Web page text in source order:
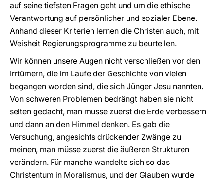
auf seine tiefsten Fragen geht und um die ethische
Verantwortung auf persönlicher und sozialer Ebene.
Anhand dieser Kriterien lernen die Christen auch, mit
Weisheit Regierungsprogramme zu beurteilen.
Wir können unsere Augen nicht verschließen vor den
Irrtümern, die im Laufe der Geschichte von vielen
begangen worden sind, die sich Jünger Jesu nannten.
Von schweren Problemen bedrängt haben sie nicht
selten gedacht, man müsse zuerst die Erde verbessern
und dann an den Himmel denken. Es gab die
Versuchung, angesichts drückender Zwänge zu
meinen, man müsse zuerst die äußeren Strukturen
verändern. Für manche wandelte sich so das
Christentum in Moralismus, und der Glauben wurde